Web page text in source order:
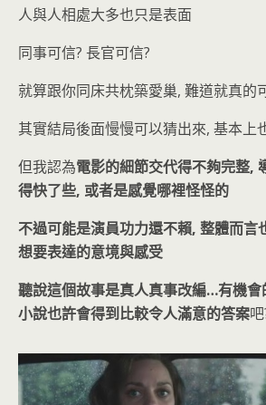
人與人相處大多也只是表面
同事可信? 長官可信?
就算跟你同床共枕築愛巢, 難道就真的
其實結局後面慢慢可以猜出來, 基本上
但我認為電影的細節交代得不夠完整,
得快了些, 或者是感覺哪裡怪怪的
不過可能是演員功力還不賴, 整體而言
想要表達的意境與感受
聽說這個故事是真人真事改編…有機
小說也許會得到比較令人滿意的答案